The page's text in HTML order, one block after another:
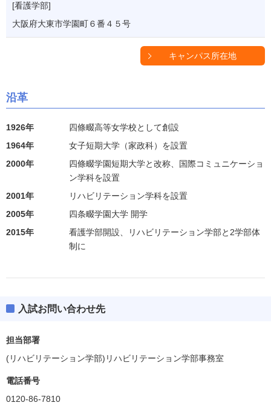
[看護学部]
大阪府大東市学園町６番４５号
キャンパス所在地
沿革
1926年
四條畷高等女学校として創設
1964年
女子短期大学（家政科）を設置
2000年
四條畷学園短期大学と改称、国際コミュニケーショ
ン学科を設置
2001年
リハビリテーション学科を設置
2005年
四条畷学園大学 開学
2015年
看護学部開設、リハビリテーション学部と2学部体
制に
入試お問い合わせ先
担当部署
(リハビリテーション学部)リハビリテーション学部事務室
電話番号
0120-86-7810